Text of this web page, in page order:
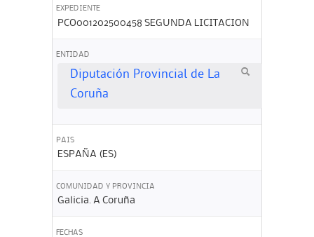
EXPEDIENTE
PCO001202500458 SEGUNDA LICITACION
ENTIDAD
Diputación Provincial de La
Coruña
PAIS
ESPAÑA (ES)
COMUNIDAD Y PROVINCIA
Galicia. A Coruña
FECHAS